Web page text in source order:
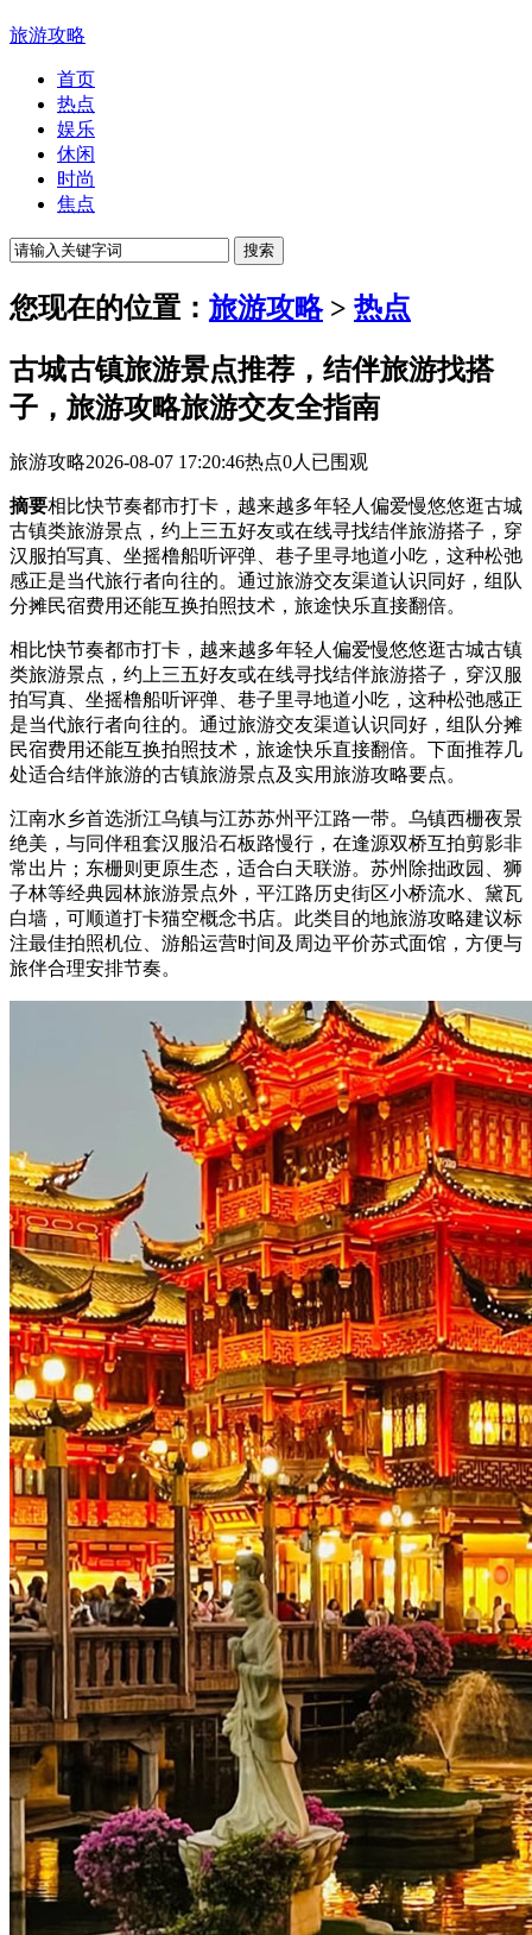
旅游攻略
首页
热点
娱乐
休闲
时尚
焦点
您现在的位置： 旅游攻略> 热点
古城古镇旅游景点推荐，结伴旅游找搭
子，旅游攻略旅游交友全指南
旅游攻略2026-08-07 17:20:46热点0人已围观
摘要相比快节奏都市打卡，越来越多年轻人偏爱慢悠悠逛古城
古镇类旅游景点，约上三五好友或在线寻找结伴旅游搭子，穿
汉服拍写真、坐摇橹船听评弹、巷子里寻地道小吃，这种松弛
感正是当代旅行者向往的。通过旅游交友渠道认识同好，组队
分摊民宿费用还能互换拍照技术，旅途快乐直接翻倍。
相比快节奏都市打卡，越来越多年轻人偏爱慢悠悠逛古城古镇
类旅游景点，约上三五好友或在线寻找结伴旅游搭子，穿汉服
拍写真、坐摇橹船听评弹、巷子里寻地道小吃，这种松弛感正
是当代旅行者向往的。通过旅游交友渠道认识同好，组队分摊
民宿费用还能互换拍照技术，旅途快乐直接翻倍。下面推荐几
处适合结伴旅游的古镇旅游景点及实用旅游攻略要点。
江南水乡首选浙江乌镇与江苏苏州平江路一带。乌镇西栅夜景
绝美，与同伴租套汉服沿石板路慢行，在逢源双桥互拍剪影非
常出片；东栅则更原生态，适合白天联游。苏州除拙政园、狮
子林等经典园林旅游景点外，平江路历史街区小桥流水、黛瓦
白墙，可顺道打卡猫空概念书店。此类目的地旅游攻略建议标
注最佳拍照机位、游船运营时间及周边平价苏式面馆，方便与
旅伴合理安排节奏。